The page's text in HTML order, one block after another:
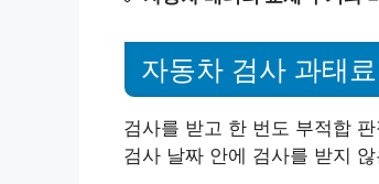
자동차 검사 과태료
검사를 받고 한 번도 부적합
검사 날짜 안에 검사를 받지